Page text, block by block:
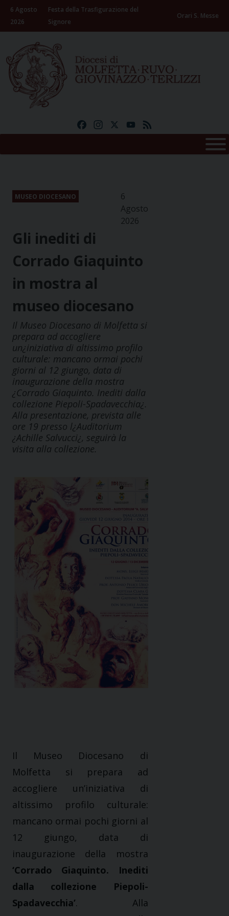
Skip
content
6 Agosto
2026
Festa della Trasfigurazione del
Signore
Orari S. Messe
FacebookInstagramYouTube
MUSEO DIOCESANO
6
Agosto
2026
Gli inediti di
Corrado Giaquinto
in mostra al
museo diocesano
Il Museo Diocesano di Molfetta si
prepara ad accogliere
un¿iniziativa di altissimo profilo
culturale: mancano ormai pochi
giorni al 12 giungo, data di
inaugurazione della mostra
¿Corrado Giaquinto. Inediti dalla
collezione Piepoli-Spadavecchia¿.
Alla presentazione, prevista alle
ore 19 presso l¿Auditorium
¿Achille Salvucci¿, seguirà la
visita alla collezione.
Il Museo Diocesano di
Molfetta si prepara ad
accogliere un’iniziativa di
altissimo profilo culturale:
mancano ormai pochi giorni al
12 giungo, data di
inaugurazione della mostra
‘Corrado Giaquinto. Inediti
dalla collezione Piepoli-
Spadavecchia’. Alla